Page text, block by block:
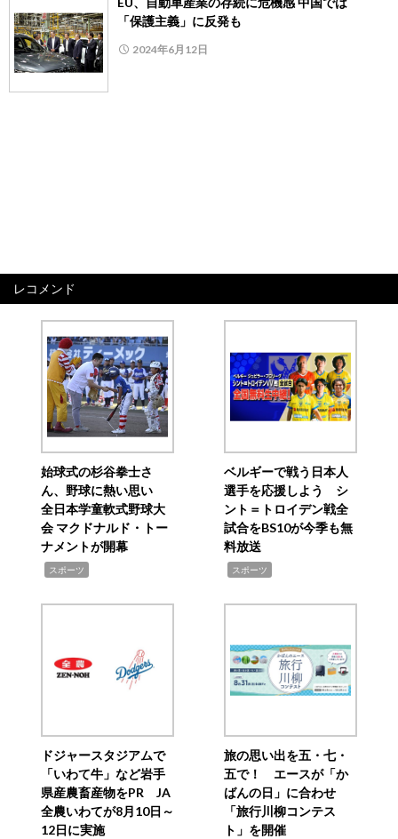
「保護主義」に反発も
2024年6月12日
レコメンド
始球式の杉谷拳士さ
ん、野球に熱い思い
全日本学童軟式野球大
会 マクドナルド・トー
ナメントが開幕
スポーツ
ベルギーで戦う日本人
選手を応援しよう シ
ント＝トロイデン戦全
試合をBS10が今季も無
料放送
スポーツ
ドジャースタジアムで
「いわて牛」など岩手
県産農畜産物をPR JA
全農いわてが8月10日～
12日に実施
旅の思い出を五・七・
五で！ エースが「か
ばんの日」に合わせ
「旅行川柳コンテス
ト」を開催